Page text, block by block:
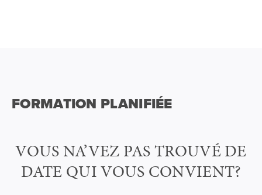
FORMATION PLANIFIÉE
VOUS NA’VEZ PAS TROUVÉ DE
DATE QUI VOUS CONVIENT?